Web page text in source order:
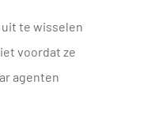
te wisselen
voordat ze
agenten